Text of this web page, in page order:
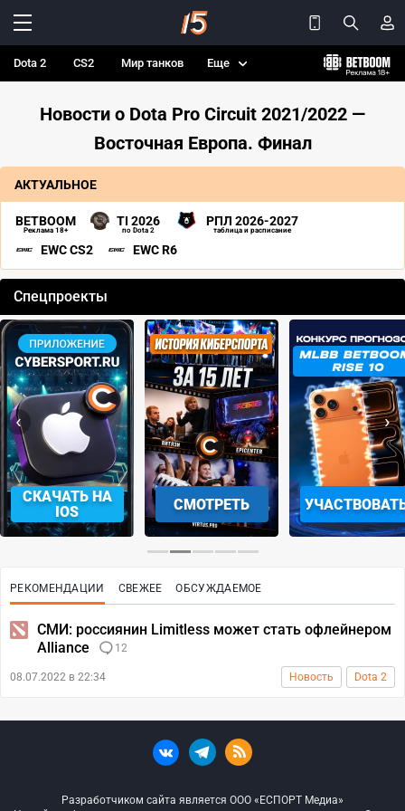
Dota 2 CS2 Мир танков Еще
Новости о Dota Pro Circuit 2021/2022 —
Восточная Европа. Финал
АКТУАЛЬНОЕ
BETBOOM
Реклама 18+
TI 2026
по Dota 2
РПЛ 2026-2027
таблица и расписание
EWC CS2 EWC R6
Спецпроекты
СКАЧАТЬ НА
IOS
СМОТРЕТЬ
‹ ›
РЕКОМЕНДАЦИИ СВЕЖЕЕ ОБСУЖДАЕМОЕ
СМИ: россиянин Limitless может стать офлейнером
Alliance
12
08.07.2022 в 22:34 Новость Dota 2
Разработчиком сайта является ООО «ЕСПОРТ Медиа»